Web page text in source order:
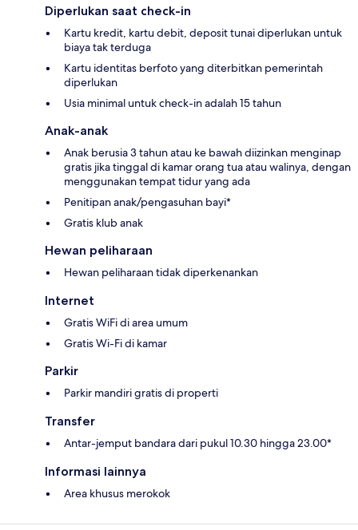
Diperlukan saat check-in
Kartu kredit, kartu debit, deposit tunai diperlukan untuk
biaya tak terduga
Kartu identitas berfoto yang diterbitkan pemerintah
diperlukan
Usia minimal untuk check-in adalah 15 tahun
Anak-anak
Anak berusia 3 tahun atau ke bawah diizinkan menginap
gratis jika tinggal di kamar orang tua atau walinya, dengan
menggunakan tempat tidur yang ada
Penitipan anak/pengasuhan bayi*
Gratis klub anak
Hewan peliharaan
Hewan peliharaan tidak diperkenankan
Internet
Gratis WiFi di area umum
Gratis Wi-Fi di kamar
Parkir
Parkir mandiri gratis di properti
Transfer
Antar-jemput bandara dari pukul 10.30 hingga 23.00*
Informasi lainnya
Area khusus merokok